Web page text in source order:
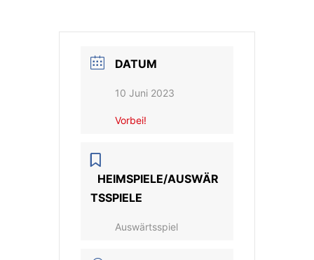
DATUM
10 Juni 2023
Vorbei!
HEIMSPIELE/AUSWÄR
TSSPIELE
Auswärtsspiel